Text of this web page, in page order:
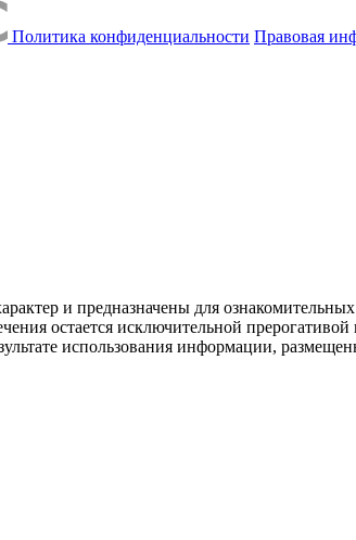
Политика конфиденциальности Правовая
и предназначены для
остается исключительной
использования информации,